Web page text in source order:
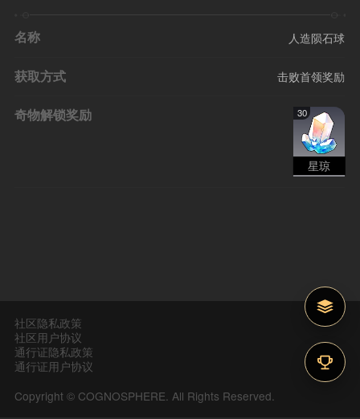
名称 人造陨石球
获取方式 击败首领奖励
奇物解锁奖励 30
星琼
社区隐私政策
社区用户协议
通行证隐私政策
通行证用户协议
Copyright © COGNOSPHERE. All Rights Reserved.